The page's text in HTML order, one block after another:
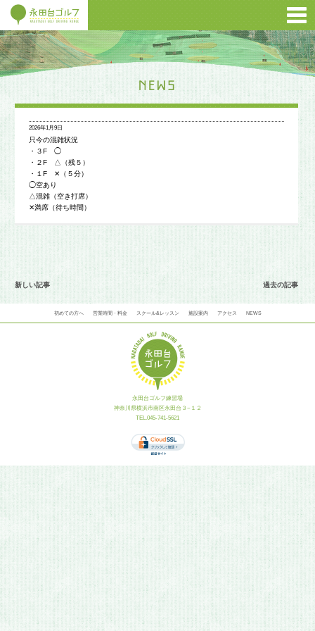
2026年1月9日
只今の混雑状況
・３F ◯
・２F △（残５）
・１F ✕（５分）
◯空あり
△混雑（空き打席）
✕満席（待ち時間）
新しい記事 過去の記事
初めての方へ 営業時間・料金 スクール&レッスン 施設案内 アクセス NEWS
永田台ゴルフ練習場
神奈川県横浜市南区永田台３−１２
TEL.045-741-5621